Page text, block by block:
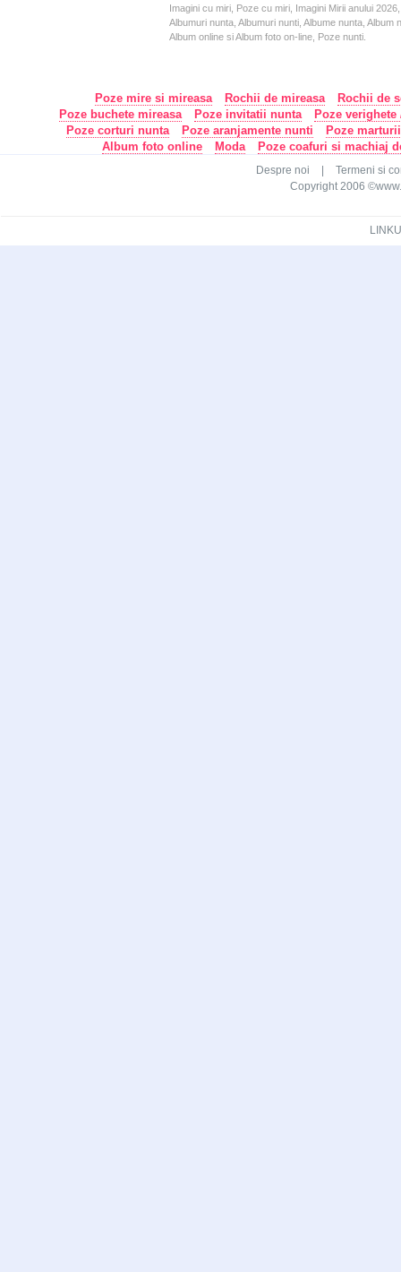
Imagini cu miri, Poze cu miri, Imagini Mirii anului
Albumuri nunta, Albumuri nunti, Albume nunta,
Album online si Album foto on-line, Poze nunti.
Poze mire si mireasa Rochii de mireasa
Rochii de
Poze buchete mireasa
Poze invitatii nunta
Poze
Poze corturi nunta
Poze aranjamente nunti
Poze
Album foto online
Moda Poze coafuri si machiaj
Despre noi
Termeni si
Copyright 2006